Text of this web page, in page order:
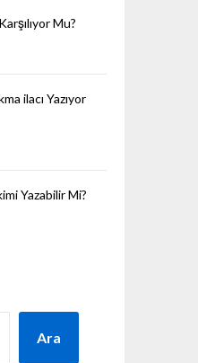
Mu?
ilacı Yazıyor
Yazabilir Mi?
Ara